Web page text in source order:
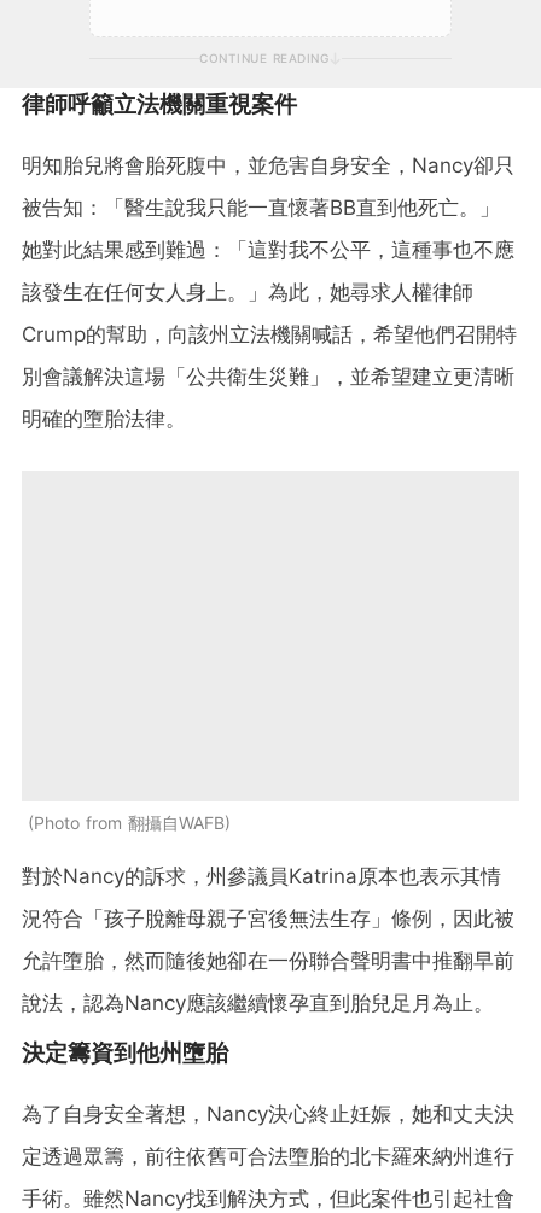
CONTINUE READING
律師呼籲立法機關重視案件
明知胎兒將會胎死腹中，並危害自身安全，Nancy卻只
被告知：「醫生說我只能一直懷著BB直到他死亡。」
她對此結果感到難過：「這對我不公平，這種事也不應
該發生在任何女人身上。」為此，她尋求人權律師
Crump的幫助，向該州立法機關喊話，希望他們召開特
別會議解決這場「公共衛生災難」，並希望建立更清晰
明確的墮胎法律。
Photo from 翻攝自WAFB
對於Nancy的訴求，州參議員Katrina原本也表示其情
況符合「孩子脫離母親子宮後無法生存」條例，因此被
允許墮胎，然而隨後她卻在一份聯合聲明書中推翻早前
說法，認為Nancy應該繼續懷孕直到胎兒足月為止。
決定籌資到他州墮胎
為了自身安全著想，Nancy決心終止妊娠，她和丈夫決
定透過眾籌，前往依舊可合法墮胎的北卡羅來納州進行
手術。雖然Nancy找到解決方式，但此案件也引起社會